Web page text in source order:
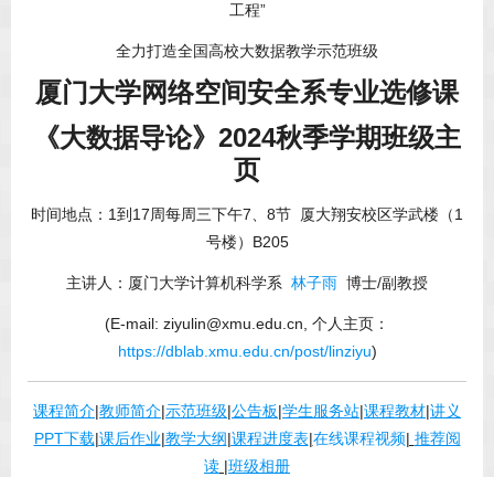
工程”
全力打造全国高校大数据教学示范班级
厦门大学网络空间安全系专业选修课
《大数据导论》2024秋季学期班级主
页
时间地点：1到17周每周三下午7、8节 厦大翔安校区学武楼（1
号楼）B205
主讲人：厦门大学计算机科学系 林子雨 博士/副教授
(E-mail: ziyulin@xmu.edu.cn, 个人主页：
https://dblab.xmu.edu.cn/post/linziyu)
课程简介|教师简介|示范班级|公告板|学生服务站|课程教材|讲义
PPT下载|课后作业|教学大纲|课程进度表|在线课程视频| 推荐阅
读 |班级相册